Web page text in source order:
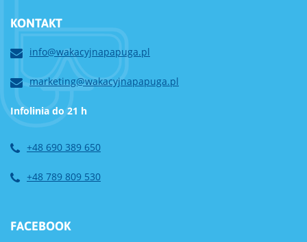
KONTAKT
info@wakacyjnapapuga.pl
marketing@wakacyjnapapuga.pl
Infolinia do 21 h
+48 690 389 650
+48 789 809 530
FACEBOOK